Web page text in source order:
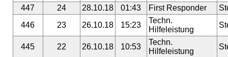
447
24 28.10.18 01:43 First Responder
446
23 26.10.18 15:23
Techn.
Hilfeleistung
445 22 26.10.18 10:53
Techn.
Hilfeleistung